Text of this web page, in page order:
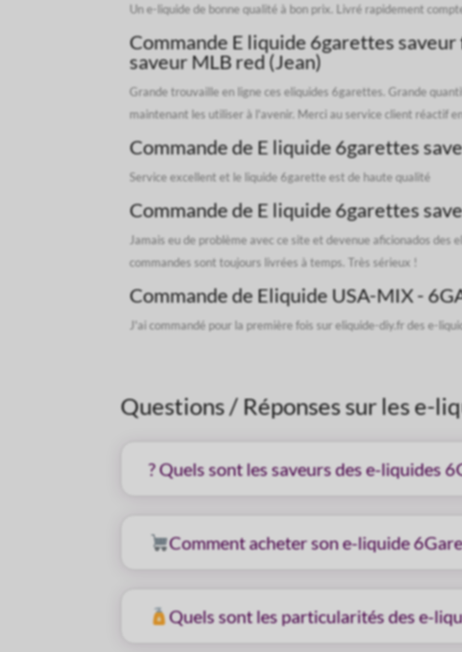
Un e-liquide de bonne qualité à bon prix. Livré rapidement
Commande E liquide 6garettes
saveur MLB red (Jean)
Grande trouvaille en ligne ces eliquides 6garettes. Grande
maintenant les utiliser à l'avenir. Merci au service client réactif
Commande de E liquide 6garettes
Service excellent et le liquide 6garette est de haute qualité
Commande de E liquide 6garettes
Jamais eu de problème avec ce site et devenue aficionados
commandes sont toujours livrées à temps. Très sérieux !
Commande de Eliquide USA-MIX -
J'ai commandé pour la première fois sur eliquide-diy.fr des e-
Questions / Réponses sur les e-
? Quels sont les saveurs des e-liquides
Comment acheter son e-liquide
Quels sont les particularités des e-